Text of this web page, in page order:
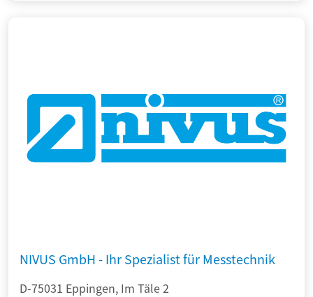
NIVUS GmbH - Ihr Spezialist für Messtechnik
D-75031 Eppingen, Im Täle 2